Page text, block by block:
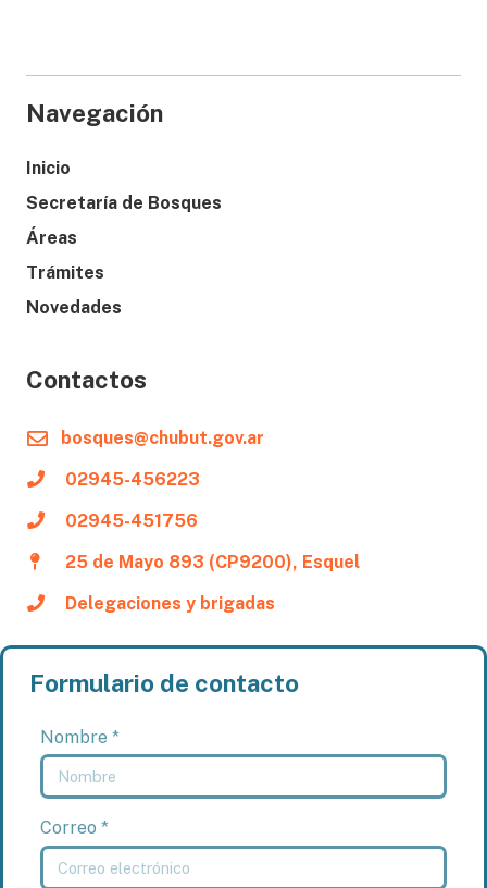
Navegación
Inicio
Secretaría de Bosques
Áreas
Trámites
Novedades
Contactos
bosques@chubut.gov.ar
02945-456223
02945-451756
25 de Mayo 893 (CP9200), Esquel
Delegaciones y brigadas
Formulario de contacto
Nombre *
Correo *